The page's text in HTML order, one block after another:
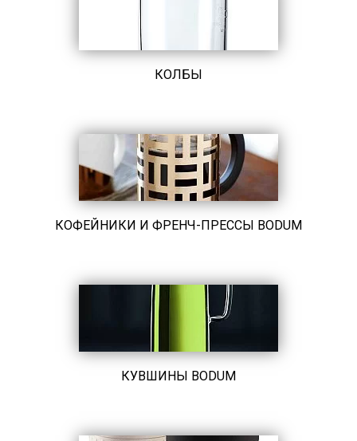
КОЛБЫ
КОФЕЙНИКИ И ФРЕНЧ-ПРЕССЫ BODUM
КУВШИНЫ BODUM